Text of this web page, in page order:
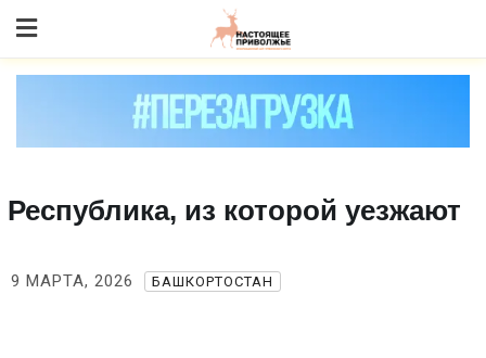
to content
Республика, из которой уезжают
9 МАРТА, 2026 БАШКОРТОСТАН